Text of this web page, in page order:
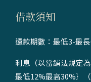
借款須知
還款期數：最低3-最長
利息（以當舖法規定
最低12%最高30%｝